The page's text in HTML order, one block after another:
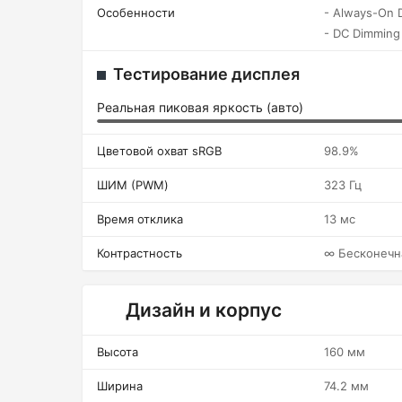
Особенности
- Always-On
- DC Dimming
Тестирование дисплея
Реальная пиковая яркость (авто)
Цветовой охват sRGB 98.9%
ШИМ (PWM) 323 Гц
Время отклика 13 мс
Контрастность ∞
Дизайн и корпус
Высота 160 мм
Ширина 74.2 мм